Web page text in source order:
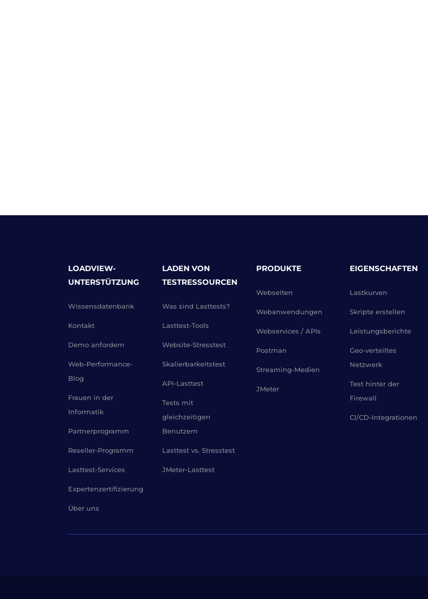
LOADVIEW-
UNTERSTÜTZUNG
Wissensdatenbank
Kontakt
Demo anfordern
Web-Performance-
Blog
Frauen in der
Informatik
Partnerprogramm
Reseller-Programm
Lasttest-Services
Expertenzertifizierung
Über uns
LADEN VON
TESTRESSOURCEN
Was sind Lasttests?
Lasttest-Tools
Website-Stresstest
Skalierbarkeitstest
API-Lasttest
Tests mit
gleichzeitigen
Benutzern
Lasttest vs. Stresstest
JMeter-Lasttest
PRODUKTE
Webseiten
Webanwendungen
Webservices / APIs
Postman
Streaming-Medien
JMeter
EIGENSCHAFTEN
Lastkurven
Skripte erstellen
Leistungsberichte
Geo-verteiltes
Netzwerk
Test hinter der
Firewall
CI/CD-Integrationen